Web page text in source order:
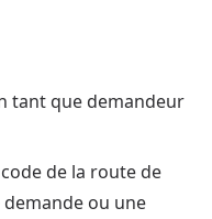
tant que demandeur
de la route de
ou une